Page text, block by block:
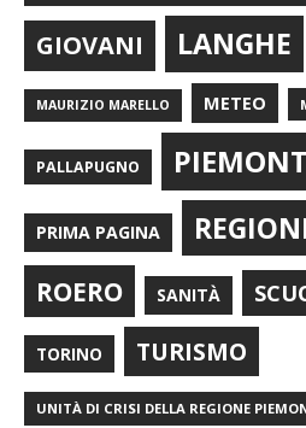
GIOVANI LANGHE
MAURIZIO MARELLO METEO
PALLAPUGNO
PRIMA PAGINA
ROERO SANITÀ
TORINO TURISMO
UNITÀ DI CRISI DELLA REGIONE